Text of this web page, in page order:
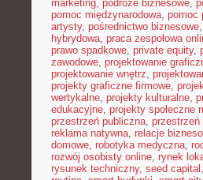
marketing, podróże biznesowe,
pomoc międzynarodowa, pomoc
artysty, pośrednictwo biznesowe,
hybrydowa, praca zespołowa
prawo spadkowe, private equity,
zawodowe, projektowanie
projektowanie wnętrz,
projekty graficzne firmowe,
wertykalne, projekty kulturalne,
edukacyjne, projekty społeczne
przestrzeń publiczna, przestrzeń
reklama natywna, relacje
domowe, robotyka medyczna,
rozwój osobisty online, rynek
rysunek techniczny, seed capital ,